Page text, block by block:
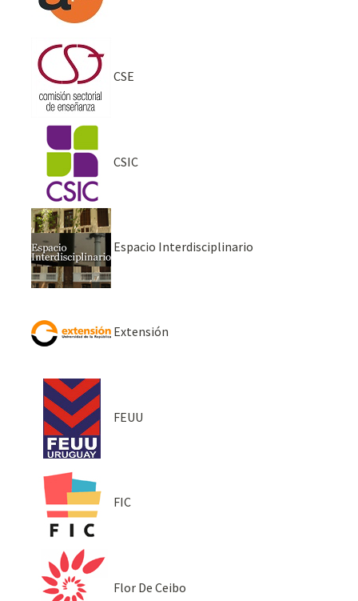
CSE
CSIC
Espacio Interdisciplinario
Extensión
FEUU
FIC
Flor De Ceibo